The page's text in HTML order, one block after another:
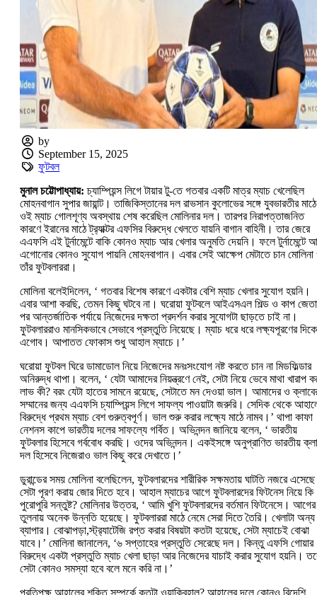
by
September 15, 2025
ফুটবল
মুনাল চট্টোপাধ্যায়:‌ চ্যাম্পিয়ন্স লিগে টায়ার টু-‌তে গতবার একটি মাত্র ম্যাচ খেলেছিল
মোহনবাগান সুপার জায়ান্ট। তাজিকিস্তানের দল রাভসান কুলোভের সঙ্গে যুবভারতীর মাঠে
ওই ম্যাচ গোলশূণ্য অবস্থায় শেষ করেছিল মোলিনার দল। তারপর নিরাপত্তাজনিত
কারণে ইরানের মাঠে ট্র‌্যাক্টর এফসির বিরুদ্ধে খেলতে যায়নি বাগান বাহিনী। তার জেরে
এএফসি এই টুর্নামেন্টে বাকি কোনও ম্যাচ আর খেলার অনুমতি দেয়নি। ফলে টুর্নামেন্টে
এগোনোর কোনও সুযোগ পায়নি মোহনবাগান। এবার সেই আক্ষেপ মেটাতে চান
তাঁর ফুটবলাররা।
মোলিনা বলেইদিলেন, ‘‌ গতবার বিশেষ কারণে একটার বেশি ম্যাচ খেলার সুযোগ হয়নি।
এবার আশা করছি, তেমন কিছু ঘটবে না। ঘরোয়া ফুটবলে আইএসএল শিল্ড ও কাপ
পর আন্তর্জাতিক পর্যায়ে নিজেদের দক্ষতা প্রদর্শন করার সুযোগটা ছাড়তে চাই না।
ফুটবলাররাও মানসিকভাবে সেভাবে প্রস্তুতি নিয়েছে। ম্যাচ ধরে ধরে লক্ষ্যপূরণের দিকে
এগোব। আপাতত ফোকাস শুধু আহাল ম্যাচে।’‌
ঘরোয়া ফুটবল ঘিরে ডামাডোল নিয়ে নিজেদের মনঃসংযোগ নষ্ট করতে চান না মিডফিল্ডার
অনিরুদ্ধ থাপা। বলেন, ‘‌ যেটা আমাদের নিয়ন্ত্রণে নেই, সেটা নিয়ে ভেবে মাথা খারাপ
লাভ কী?‌ বরং যেটা হাতের সামনে রয়েছে, সেটাতে মন দেওয়া ভাল। আমাদের ও
সম্মানের জন্য এএফসি চ্যাম্পিয়ন্স লিগে সাফল্য পাওয়াটা জরুরি। সেদিক থেকে
বিরুদ্ধে প্রথম ম্যাচ বেশ গুরুত্বপূর্ণ। ভাল শুরু করার লক্ষ্যে মাঠে নামব।’‌ থাপা কাফা
নেশনস কাপে ভারতীয় দলের সাফল্যে গর্বিত। অভিনন্দন জানিয়ে বলেন, ‘‌ ভারতীয়
ফুটবলার হিসেবে গর্ববোধ করছি। ওদের অভিনন্দন। একইসঙ্গে অনুপ্রাণিত ভারতীয়
দল হিসেবে নিজেরাও ভাল কিছু করে দেখাতে।’‌
ডুরান্ডের সময় মোলিনা বলেছিলেন, ফুটবলারদের শারীরিক সক্ষমতায় ঘাটতি নজরে
সেটা পূরণ করায় জোর দিতে হবে। আহাল ম্যাচের আগে ফুটবলারদের ফিটনেস নিয়ে কি
পুরোপুরি সন্তুষ্ট?‌ মোলিনার উত্তর, ‘‌ আমি খুশি ফুটবলারদের বর্তমান ফিটনেসে। আগের
তুলনায় অনেক উন্নতি হয়েছে। ফুটবলাররা মাঠে নেমে সেরা দিতে তৈরি। খেলাটা অন্য
ব্যাপার। বোঝাপড়া,স্ট্র‌্যাটেজি রপ্ত করার বিষয়টা কতটা হয়েছে, সেটা ম্যাচেই বোঝা
যাবে।’‌ মোলিনা জানালেন, ‘‌৬ সপ্তাহের প্রস্তুতি সেরেছে দল। কিন্তু এফসি গোয়ার
বিরুদ্ধে একটা প্রস্তুতি ম্যাচ খেলা ছাড়া আর নিজেদের যাচাই করার সুযোগ হয়নি।
সেটা কোনও সমস্যা হবে বলে মনে করি না।’‌